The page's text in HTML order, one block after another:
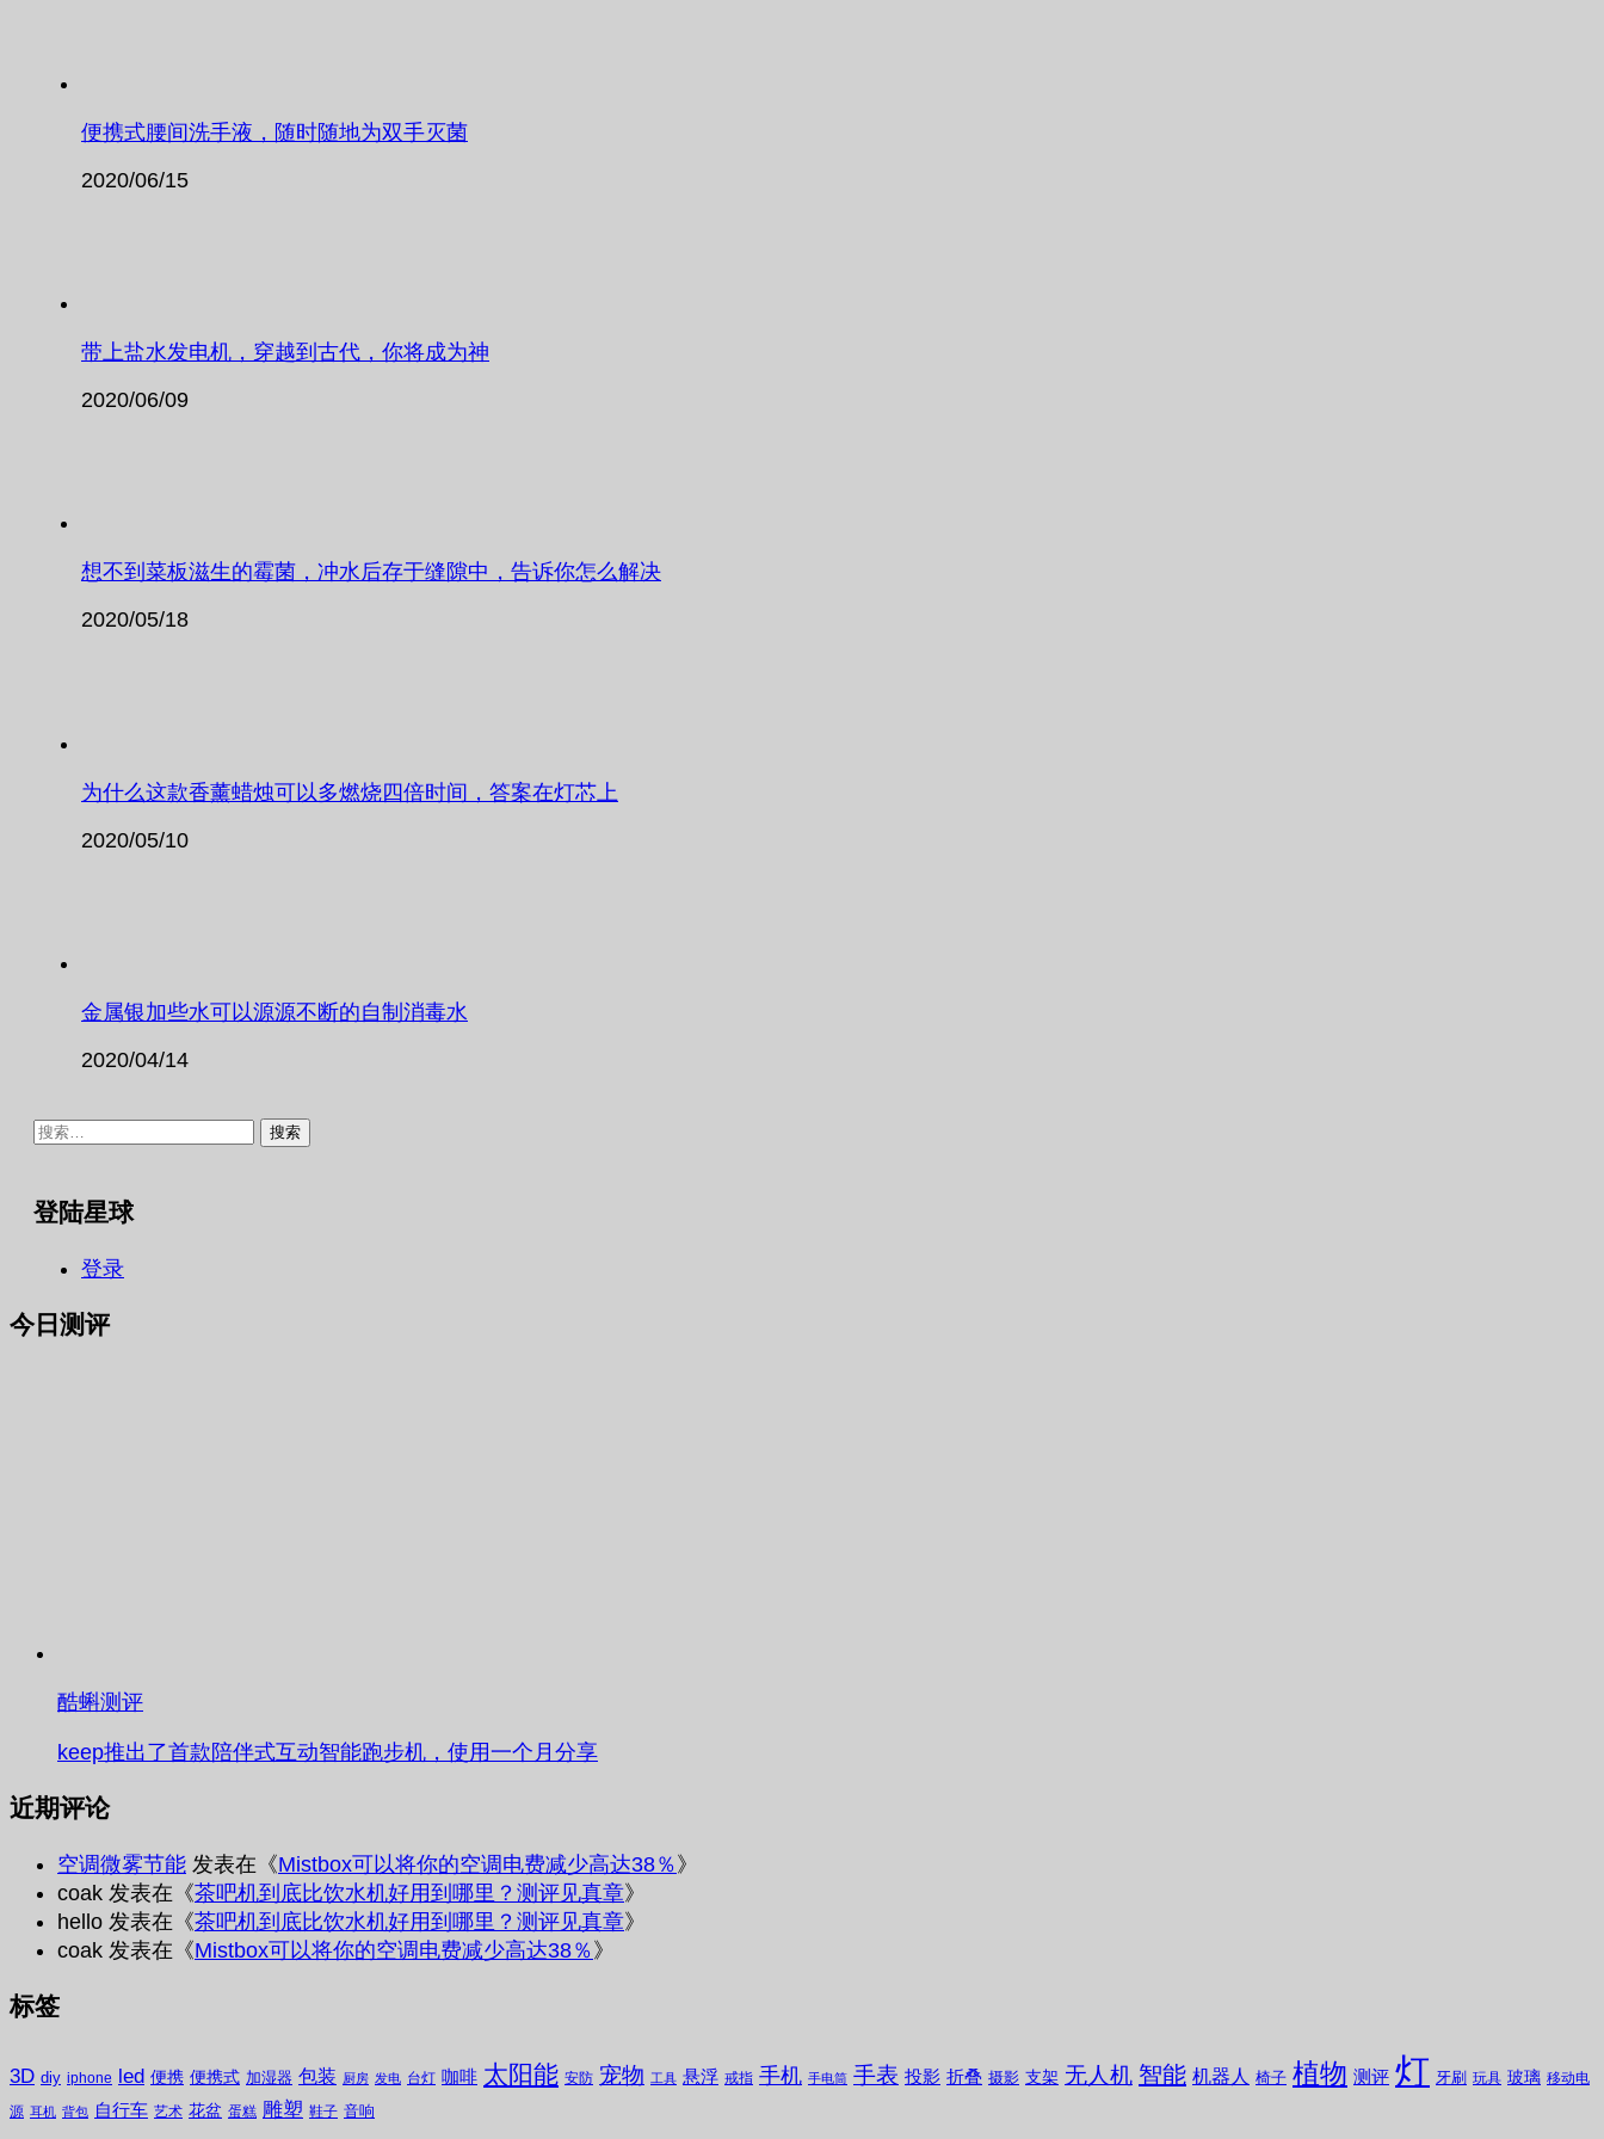
便携式腰间洗手液，随时随地为双手灭菌
2020/06/15
带上盐水发电机，穿越到古代，你将成为神
2020/06/09
想不到菜板滋生的霉菌，冲水后存于缝隙中，告诉你怎么解决
2020/05/18
为什么这款香薰蜡烛可以多燃烧四倍时间，答案在灯芯上
2020/05/10
金属银加些水可以源源不断的自制消毒水
2020/04/14
搜
登陆星球
登录
今日测评
酷蝌测评
keep推出了首款陪伴式互动智能跑步机，使用一个月分享
近期评论
空调微雾节能 发表在《Mistbox可以将你的空调电费减少高达38％ 》
coak 发表在《茶吧机到底比饮水机好用到哪里？测评见真章》
hello 发表在《茶吧机到底比饮水机好用到哪里？测评见真章》
coak 发表在《Mistbox可以将你的空调电费减少高达38％ 》
标签
3D diy iphone led 便携 便携式 加湿器 包装 厨房 发电 台灯 咖啡 太阳能 安防 宠物 工具 悬浮 戒指 手机 手电筒 手表 投影 折叠 摄影 支架 无人机 智能 机器人 椅子 植物 测评 灯 牙刷 玩具 玻璃 移动电
源 耳机 背包 自行车 艺术 花盆 蛋糕 雕塑 鞋子 音响